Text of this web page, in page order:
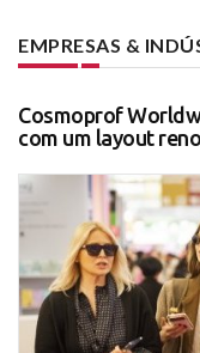
EMPRESAS &
Cosmoprof
com um layout